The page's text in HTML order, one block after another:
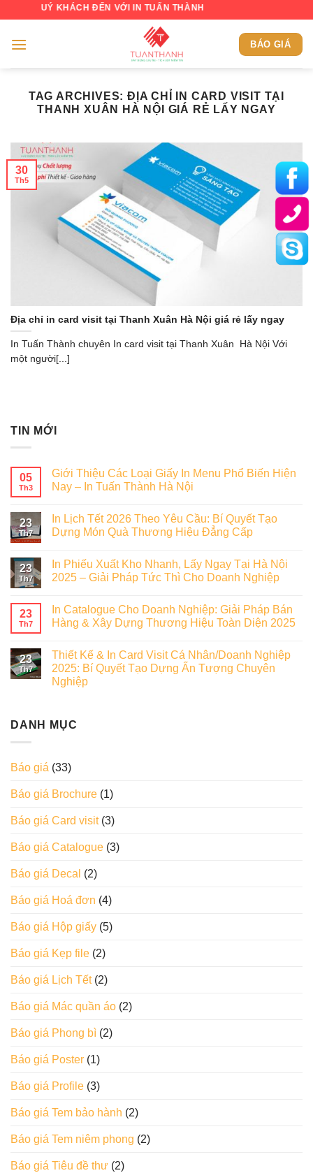
content
QUÝ KHÁCH ĐẾN VỚI IN TUẤN THÀNH
BÁO GIÁ
TAG ARCHIVES:ĐỊA CHỈ IN CARD VISIT TẠI
THANH XUÂN HÀ NỘI GIÁ RẺ LẤY NGAY
Địa chỉ in card visit tại Thanh Xuân Hà Nội giá rẻ lấy ngay
In Tuấn Thành chuyên In card visit tại Thanh Xuân Hà Nội Với
một người[...]
30
Th5
TIN MỚI
05
Th3
Giới Thiệu Các Loại Giấy In Menu Phổ Biến Hiện
Nay – In Tuấn Thành Hà Nội
23
Th7
In Lịch Tết 2026 Theo Yêu Cầu: Bí Quyết Tạo
Dựng Món Quà Thương Hiệu Đẳng Cấp
23
Th7
In Phiếu Xuất Kho Nhanh, Lấy Ngay Tại Hà Nội
2025 – Giải Pháp Tức Thì Cho Doanh Nghiệp
23
Th7
In Catalogue Cho Doanh Nghiệp: Giải Pháp Bán
Hàng & Xây Dựng Thương Hiệu Toàn Diện 2025
23
Th7
Thiết Kế & In Card Visit Cá Nhân/Doanh Nghiệp
2025: Bí Quyết Tạo Dựng Ấn Tượng Chuyên
Nghiệp
DANH MỤC
Báo giá (33)
Báo giá Brochure (1)
Báo giá Card visit(3)
Báo giá Catalogue (3)
Báo giá Decal (2)
Báo giá Hoá đơn (4)
Báo giá Hộp giấy (5)
Báo giá Kẹp file (2)
Báo giá Lịch Tết(2)
Báo giá Mác quần áo (2)
Báo giá Phong bì (2)
Báo giá Poster (1)
Báo giá Profile (3)
Báo giá Tem bảo hành (2)
Báo giá Tem niêm phong (2)
Báo giá Tiêu đề thư (2)